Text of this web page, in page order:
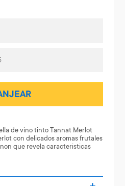
de vino tinto Tannat Merlot
con delicados aromas frutales
que revela caracteristicas